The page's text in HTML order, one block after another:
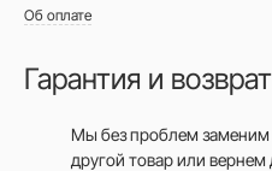
Об оплате
Гарантия и возврат
Мы без проблем заменим
другой товар или вернем